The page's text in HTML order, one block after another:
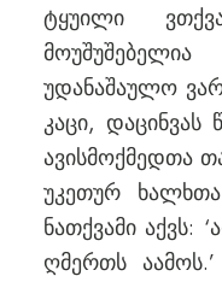
ტყუილი
უდანაშაულო
კაცი,
ავისმოქმედთა
უკეთურ
ნათქვამი აქვს:
ღმერთს აამოს.’